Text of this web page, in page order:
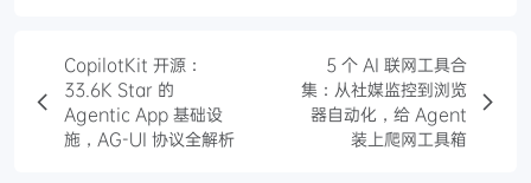
CopilotKit 开源：
33.6K Star 的
Agentic App 基础设
施，AG-UI 协议全解析
5 个 AI 联网工具合
集：从社媒监控到浏览
器自动化，给 Agent
装上爬网工具箱